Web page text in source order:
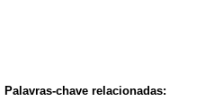
Palavras-chave relacionadas: